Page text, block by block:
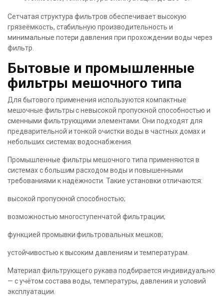
Сетчатая структура фильтров обеспечивает высокую
грязеёмкость, стабильную производительность и
минимальные потери давления при прохождении воды через
фильтр.
Бытовые и промышленные
фильтры мешочного типа
Для бытового применения используются компактные
мешочные фильтры с невысокой пропускной способностью и
сменными фильтрующими элементами. Они подходят для
предварительной и тонкой очистки воды в частных домах и
небольших системах водоснабжения.
Промышленные фильтры мешочного типа применяются в
системах с большим расходом воды и повышенными
требованиями к надёжности. Такие установки отличаются:
высокой пропускной способностью;
возможностью многоступенчатой фильтрации;
функцией промывки фильтровальных мешков;
устойчивостью к высоким давлениям и температурам.
Материал фильтрующего рукава подбирается индивидуально
— с учётом состава воды, температуры, давления и условий
эксплуатации.